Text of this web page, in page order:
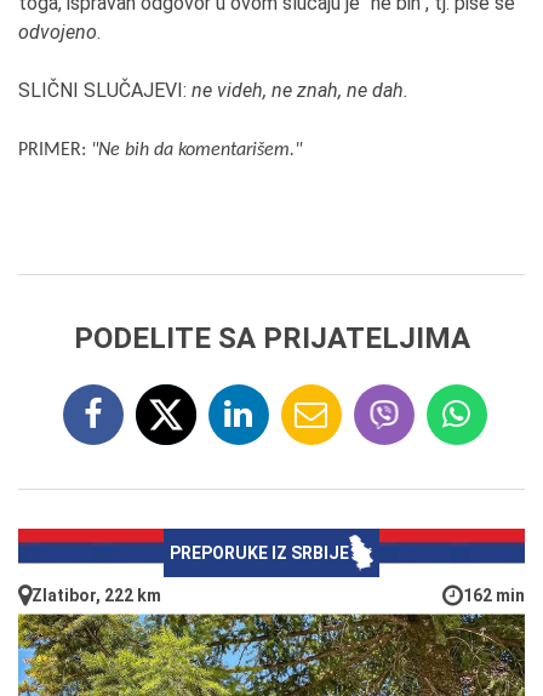
odvojeno.
SLIČNI SLUČAJEVI: ne videh, ne znah, ne dah.
PRIMER: "Ne bih da komentarišem."
PODELITE SA PRIJATELJIMA
PREPORUKE IZ SRBIJE
Zlatibor, 222 km 162 min